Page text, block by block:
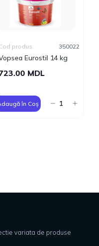
Eurostil 14 kg
produs: 350022
MDL
în Coș
variata de produse